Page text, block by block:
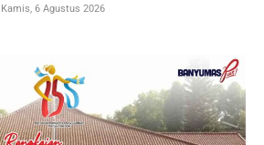
Kamis, 6 Agustus 2026